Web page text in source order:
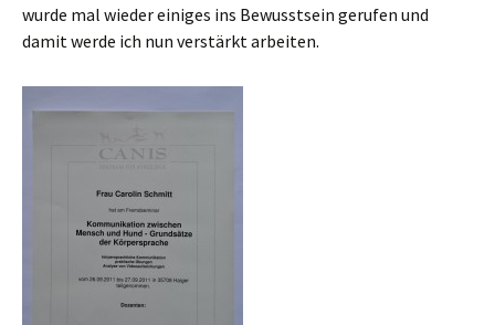
wurde mal wieder einiges ins Bewusstsein gerufen und
damit werde ich nun verstärkt arbeiten.